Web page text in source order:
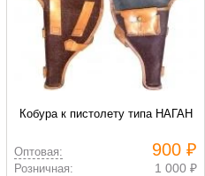
Кобура к пистолету типа НАГАН
Оптовая: 900 ₽
Розничная: 1 000 ₽